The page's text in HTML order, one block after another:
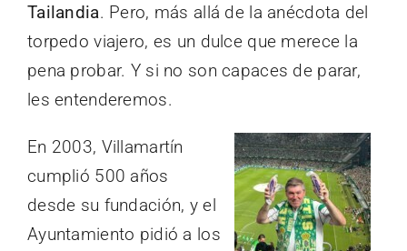
Tailandia. Pero, más allá de la anécdota del
torpedo viajero, es un dulce que merece la
pena probar. Y si no son capaces de parar,
les entenderemos.
En 2003, Villamartín
cumplió 500 años
desde su fundación, y el
Ayuntamiento pidió a los